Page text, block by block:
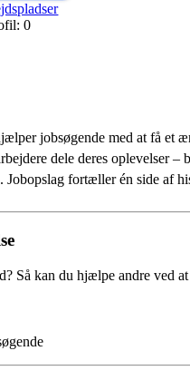
0
jobsøgende med at få et
dele deres oplevelser –
fortæller én side af
Så kan du hjælpe andre ved